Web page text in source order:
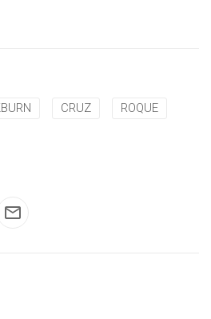
CRUZ ROQUE